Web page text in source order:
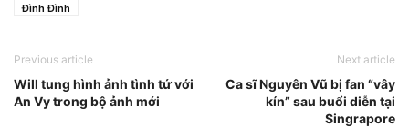
Đình Đình
Previous article
Will tung hình ảnh tình tứ với
An Vy trong bộ ảnh mới
Next article
Ca sĩ Nguyên Vũ bị fan “vây
kín” sau buổi diễn tại
Singrapore